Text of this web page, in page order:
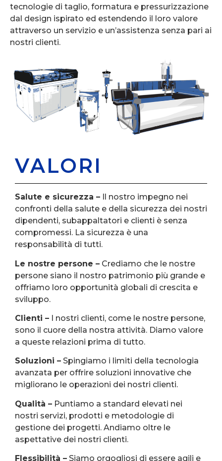
tecnologie di taglio, formatura e pressurizzazione
dal design ispirato ed estendendo il loro valore
attraverso un servizio e un’assistenza senza pari ai
nostri clienti.
VALORI
Salute e sicurezza – Il nostro impegno nei
confronti della salute e della sicurezza dei nostri
dipendenti, subappaltatori e clienti è senza
compromessi. La sicurezza è una
responsabilità di tutti.
Le nostre persone – Crediamo che le nostre
persone siano il nostro patrimonio più grande e
offriamo loro opportunità globali di crescita e
sviluppo.
Clienti – I nostri clienti, come le nostre persone,
sono il cuore della nostra attività. Diamo valore
a queste relazioni prima di tutto.
Soluzioni – Spingiamo i limiti della tecnologia
avanzata per offrire soluzioni innovative che
migliorano le operazioni dei nostri clienti.
Qualità – Puntiamo a standard elevati nei
nostri servizi, prodotti e metodologie di
gestione dei progetti. Andiamo oltre le
aspettative dei nostri clienti.
Flessibilità – Siamo orgogliosi di essere agili e